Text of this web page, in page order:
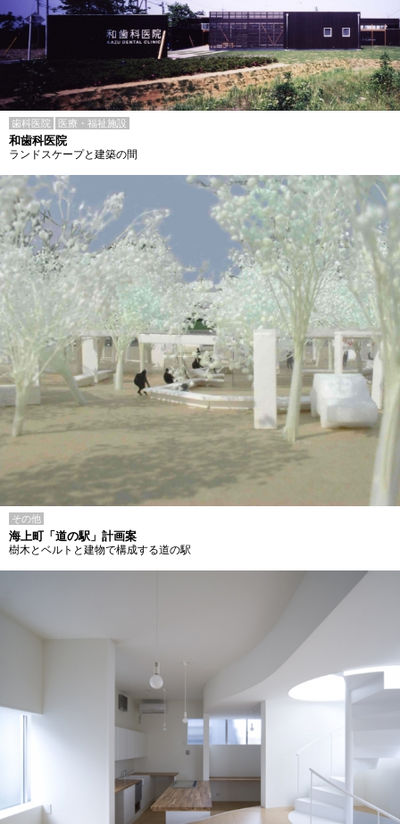
歯科医院 医療・福祉施設
和歯科医院
ランドスケープと建築の間
その他
海上町「道の駅」計画案
樹木とベルトと建物で構成する道の駅